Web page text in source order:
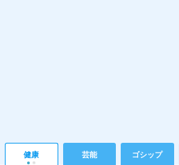
健康 芸能 ゴシップ